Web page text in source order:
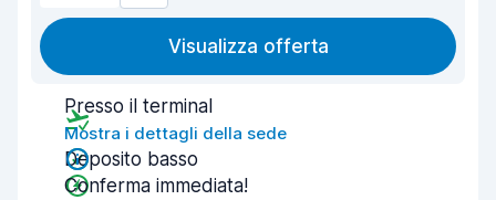
Visualizza offerta
Presso il terminal
Mostra i dettagli della sede
Deposito basso
Conferma immediata!